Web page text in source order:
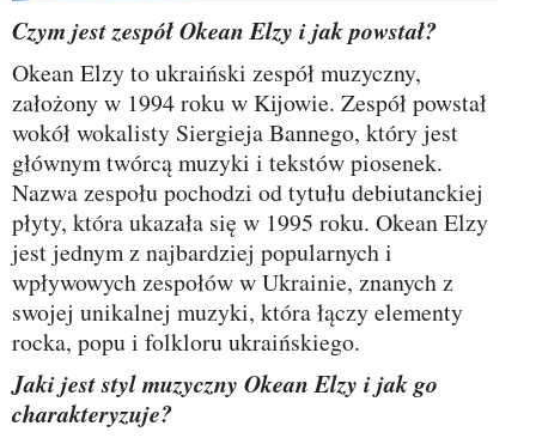
Czym jest zespół Okean Elzy i jak powstał?
Okean Elzy to ukraiński zespół muzyczny,
założony w 1994 roku w Kijowie. Zespół powstał
wokół wokalisty Siergieja Bannego, który jest
głównym twórcą muzyki i tekstów piosenek.
Nazwa zespołu pochodzi od tytułu debiutanckiej
płyty, która ukazała się w 1995 roku. Okean Elzy
jest jednym z najbardziej popularnych i
wpływowych zespołów w Ukrainie, znanych z
swojej unikalnej muzyki, która łączy elementy
rocka, popu i folkloru ukraińskiego.
Jaki jest styl muzyczny Okean Elzy i jak go
charakteryzuje?